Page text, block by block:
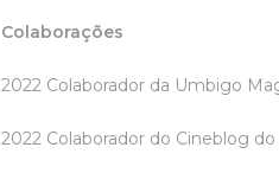
Colaborações
2022 Colaborador da Umbigo
2022 Colaborador do Cineblog